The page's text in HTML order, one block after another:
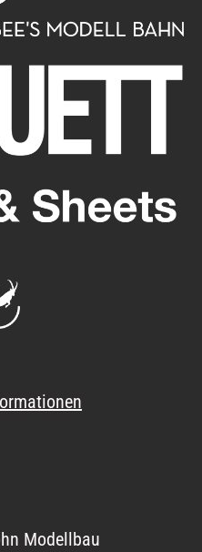
Modellbau